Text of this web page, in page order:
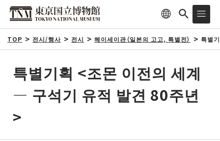
TOP 전시/행사 전시 헤이세이관（일본의 고고, 특별전） 특별
특별기획 <조몬 이전의 세계
― 구석기 유적 발견 80주년
>